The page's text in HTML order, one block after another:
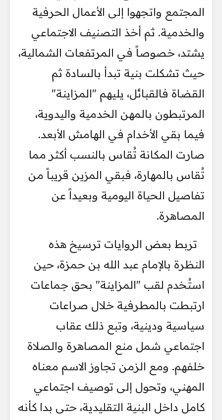
المجتمع واتجهوا إلى الأعمال الحرفية
والخدمية. ثم أخذ التصنيف الاجتماعي
يشتد، خصوصاً في المرتفعات الشمالية،
حيث تشكلت بنية تبدأ بالسادة ثم
القضاة فالقبائل، يليهم "المزاينة"
المرتبطون بالمهن الخدمية واليدوية،
فيما بقي الأخدام في الهامش الأبعد.
صارت المكانة تُقاس بالنسب أكثر مما
تُقاس بالمهارة، فبقي المزين قريباً من
تفاصيل الحياة اليومية وبعيداً عن
المصاهرة.
تربط بعض الروايات ترسيخ هذه
النظرة بالإمام عبد الله بن حمزة، حين
استُخدم لقب "المزاينة" بحق جماعات
ارتبطت بالمطرفية خلال صراعات
سياسية ودينية، وتبع ذلك عقاب
اجتماعي شمل منع المصاهرة والصلاة
خلفهم. ومع الزمن تجاوز الاسم معناه
المهني، وتحول إلى توصيف اجتماعي
كامل داخل البنية التقليدية، حتى بدا كأنه